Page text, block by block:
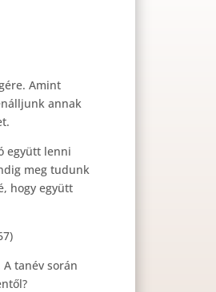
Amint
annak
együtt lenni
meg tudunk
hogy együtt
tanév során